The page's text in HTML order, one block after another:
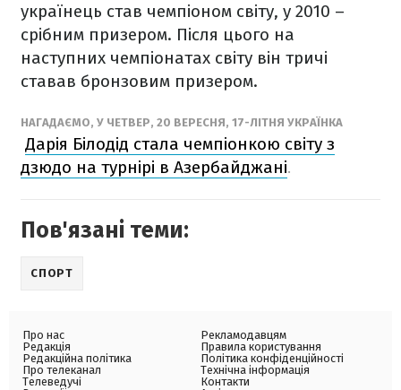
українець став чемпіоном світу, у 2010 –
срібним призером. Після цього на
наступних чемпіонатах світу він тричі
ставав бронзовим призером.
НАГАДАЄМО, У ЧЕТВЕР, 20 ВЕРЕСНЯ, 17-ЛІТНЯ УКРАЇНКА
Дарія Білодід стала чемпіонкою світу з
дзюдо на турнірі в Азербайджані.
Пов'язані теми:
СПОРТ
Про нас
Редакція
Редакційна політика
Про телеканал
Телеведучі
Рекламодавцям
Правила користування
Політика конфіденційності
Технічна інформація
Контакти